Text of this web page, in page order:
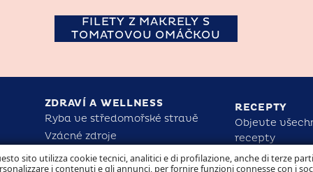
sito utilizza cookie tecnici, analitici e di profilazione, anche di terze
i contenuti e gli annunci, per fornire funzioni connesse con i
FILETY Z MAKRELY S
TOMATOVOU OMÁČKOU
ZDRAVÍ A WELLNESS
Ryba ve středomořské stravě
Vzácné zdroje
Rio Mare pro zdraví a sílu dětí
RECEPTY
Objevte
recepty